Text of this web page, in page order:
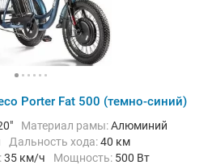
Porter Fat 500 (темно-синий)
Материал рамы:Алюминий
Дальность хода:40 км
35 км/ч Мощность: 500 Вт